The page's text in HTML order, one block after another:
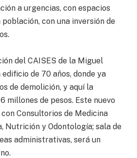
a urgencias, con espacios
con una inversión de
del CAISES de la Miguel
de 70 años, donde ya
de demolición, y aquí la
millones de pesos. Este nuevo
Consultorios de Medicina
Nutrición y Odontología; sala de
administrativas, será un